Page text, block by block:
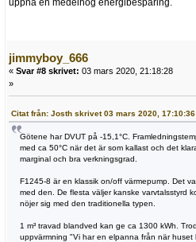
uppnå en medelhög energibesparing.
jimmyboy_666
« Svar #8 skrivet: 03 mars 2020, 21:18:28
»
Citat från: Josth skrivet 03 mars 2020, 17:10:36
Götene har DVUT på -15,1°C.
med ca 50°C när det är som kallast och det
marginal och bra verkningsgrad.
F1245-8 är en klassik on/off värmepump. Det
med den. De flesta väljer kanske varvtalsstyrd
nöjer sig med den traditionella typen.
1 m³ travad blandved kan ge ca 1300 kWh.
uppvärmning "Vi har en elpanna från när